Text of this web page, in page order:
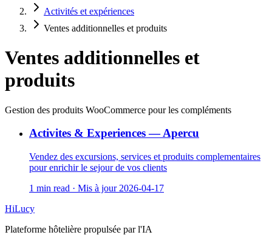
Activités et expériences
Ventes additionnelles et produits
Ventes additionnelles et
produits
Gestion des produits WooCommerce pour les compléments
Activites & Experiences — Apercu
Vendez des excursions, services et produits complementaires
pour enrichir le sejour de vos clients
1 min read · Mis à jour 2026-04-17
HiLucy
Plateforme hôtelière propulsée par l'IA